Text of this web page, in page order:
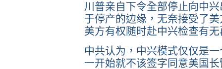
川普亲自下令全部停止向中
于停产的边缘，无奈接受了
美方有权随时赴中兴检查有
中共认为，中兴模式仅仅是
一开始就不该签字同意美国